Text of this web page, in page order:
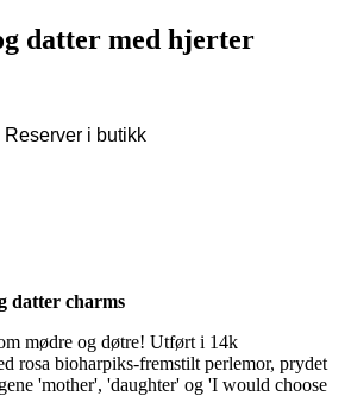
datter med hjerter
Reserver i butikk
datter charms
mødre og døtre! Utført i 14k
rosa bioharpiks-fremstilt perlemor, prydet
'mother', 'daughter' og 'I would choose